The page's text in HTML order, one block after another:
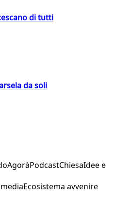
di tutti
da soli
AgoràPodcastChiesaIdee e
Ecosistema avvenire